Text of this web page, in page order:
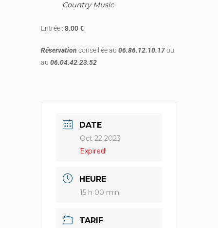
Country Music
Entrée : 8.00 €
Réservation conseillée au 06.86.12.10.17ou
au 06.04.42.23.52
DATE
Oct 22 2023
Expired!
HEURE
15 h 00 min
TARIF